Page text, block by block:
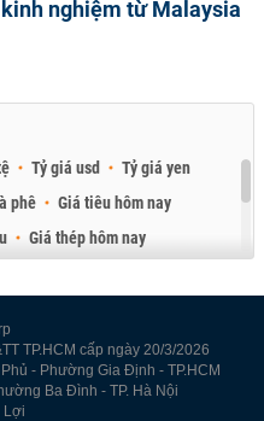
nghiệm từ Malaysia
Tỷ giá usd
Tỷ giá yen
phê
Giá tiêu hôm nay
Giá thép hôm nay
TP.HCM cấp ngày 20/3/2026
- Phường Gia Định - TP.HCM
Ba Đình - TP. Hà Nội
Lợi